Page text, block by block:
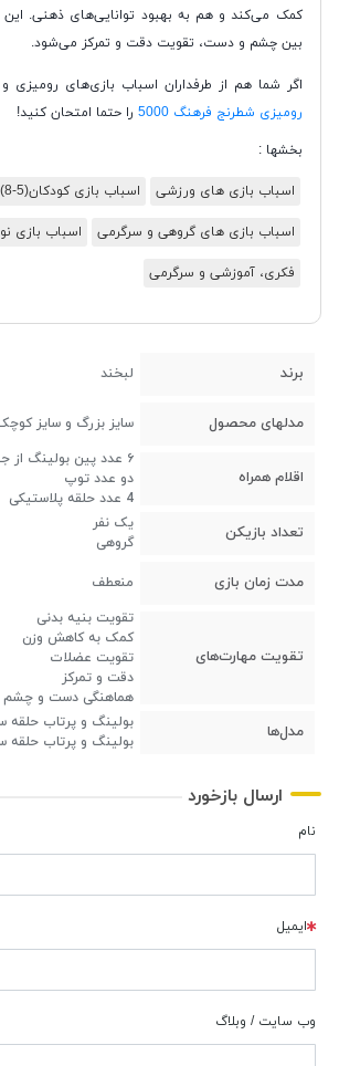
کمک می‌کند و هم به بهبود توانایی‌های ذهنی.
بین چشم و دست، تقویت دقت و تمرکز می‌شود.
اگر شما هم از طرفداران اسباب بازی‌های رومیزی
رومیزی شطرنج فرهنگ 5000
را حتما امتحان کنید!
بخشها :
اسباب بازی های ورزشی اسباب بازی کودکان(5-8)
اسباب بازی های گروهی و سرگرمی اسباب بازی
فکری، آموزشی و سرگرمی
برند لبخند
مدلهای محصول سایز بزرگ و سایز
اقلام همراه
۶ عدد پین بولینگ از جنس پلاستیک
دو عدد توپ
4 عدد حلقه پلاستیکی
تعداد بازیکن
یک نفر
گروهی
مدت زمان بازی منعطف
تقویت مهارت‌های
تقویت بنیه بدنی
کمک به کاهش وزن
تقویت عضلات
دقت و تمرکز
هماهنگی دست و چشم
مدل‌ها
بولینگ و پرتاب حلقه
بولینگ و پرتاب حلقه
ارسال بازخورد
نام
ایمیل
وب سایت / وبلاگ